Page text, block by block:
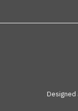
Designed